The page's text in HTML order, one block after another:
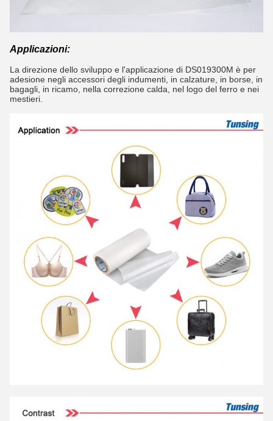
Applicazioni:
La direzione dello sviluppo e l'applicazione di DS019300M è per
adesione negli accessori degli indumenti, in calzature, in borse, in
bagagli, in ricamo, nella correzione calda, nel logo del ferro e nei
mestieri.